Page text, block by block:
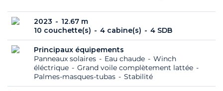
2023
12.67 m
10 couchette(s)
4 cabine(s) 4 SDB
Principaux équipements
Panneaux solaires
Eau chaude
Winch
éléctrique
Grand voile complètement lattée
Palmes-masques-tubas
Stabilité